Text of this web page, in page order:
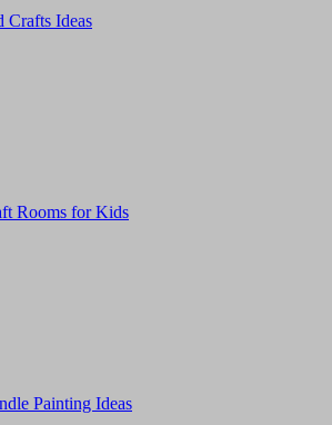
Crafts Ideas
Rooms for Kids
Painting Ideas